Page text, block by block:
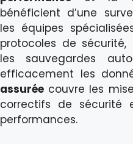
bénéficient d’une
les équipes
protocoles de sécurité,
les sauvegardes
efficacement les
assurée couvre les
correctifs de sécurité
performances.